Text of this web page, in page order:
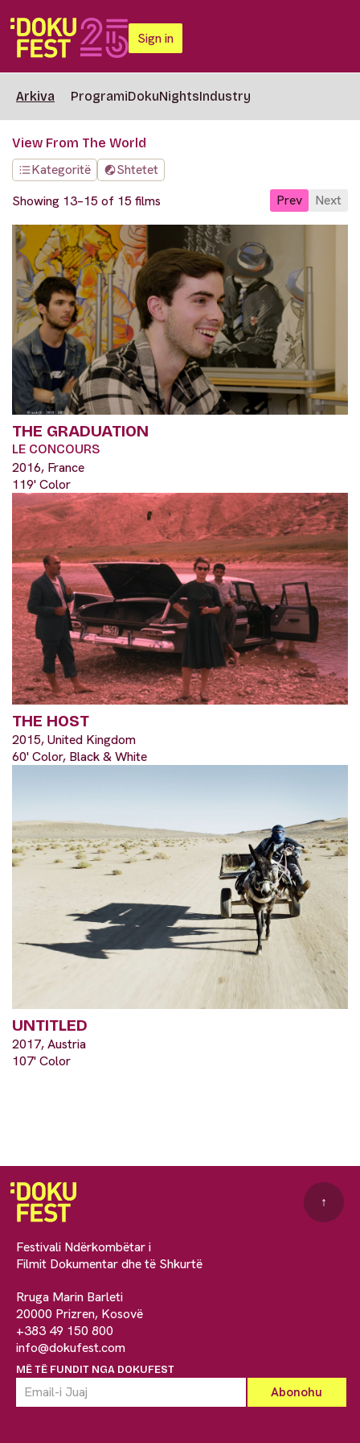
Sign in
Arkiva ProgramiDokuNightsIndustry
View From The World
Kategoritë
Shtetet
Showing 13–15 of 15 films
Prev Next
THE GRADUATION
LE CONCOURS
2016, France
119' Color
THE HOST
2015, United Kingdom
60' Color, Black & White
UNTITLED
2017, Austria
107' Color
Festivali Ndërkombëtar i
Filmit Dokumentar dhe të Shkurtë
Rruga Marin Barleti
20000 Prizren, Kosovë
+383 49 150 800
info@dokufest.com
MË TË FUNDIT NGA DOKUFEST
↑